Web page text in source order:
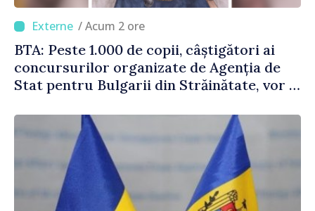
/ Acum 2 ore
BTA: Peste 1.000 de copii, câștigători ai
concursurilor organizate de Agenția de
Stat pentru Bulgarii din Străinătate, vor fi